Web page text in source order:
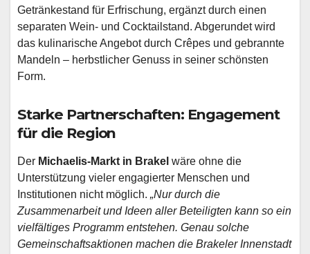
Getränkestand für Erfrischung, ergänzt durch einen
separaten Wein- und Cocktailstand. Abgerundet wird
das kulinarische Angebot durch Crêpes und gebrannte
Mandeln – herbstlicher Genuss in seiner schönsten
Form.
Starke Partnerschaften: Engagement
für die Region
Der Michaelis-Markt in Brakel wäre ohne die
Unterstützung vieler engagierter Menschen und
Institutionen nicht möglich. „Nur durch die
Zusammenarbeit und Ideen aller Beteiligten kann so ein
vielfältiges Programm entstehen. Genau solche
Gemeinschaftsaktionen machen die Brakeler Innenstadt